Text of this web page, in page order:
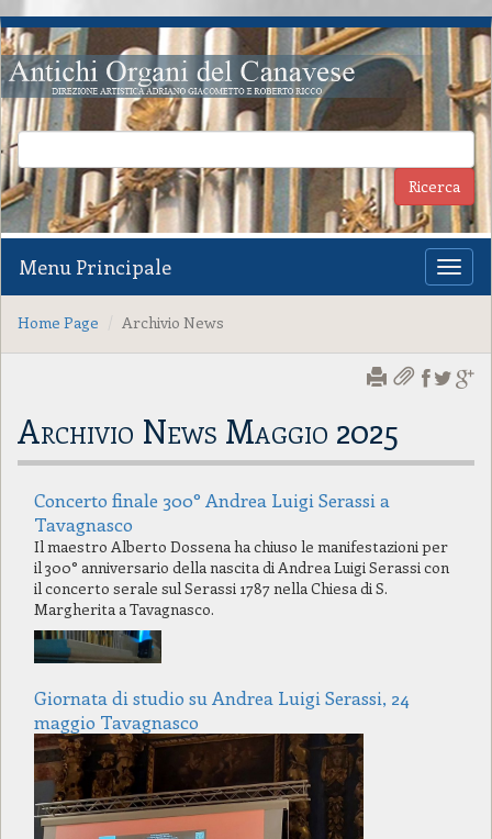
Menu Principale
Home Page Archivio News
Archivio News Maggio 2025
Concerto finale 300° Andrea Luigi Serassi a
Tavagnasco
Il maestro Alberto Dossena ha chiuso le manifestazioni per
il 300° anniversario della nascita di Andrea Luigi Serassi con
il concerto serale sul Serassi 1787 nella Chiesa di S.
Margherita a Tavagnasco.
Giornata di studio su Andrea Luigi Serassi, 24
maggio Tavagnasco